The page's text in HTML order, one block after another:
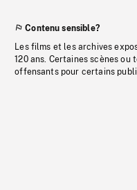
Contenu sensible?
Les films et les archives
120 ans. Certaines scènes
offensants pour certains